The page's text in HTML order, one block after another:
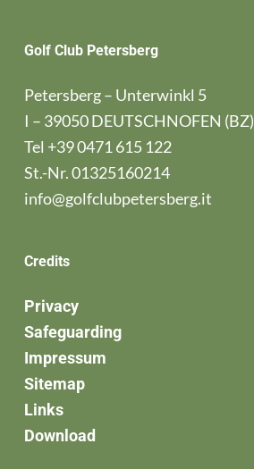
Golf Club Petersberg
Petersberg – Unterwinkl 5
I – 39050 DEUTSCHNOFEN (BZ)
Tel +39 0471 615 122
St.-Nr. 01325160214
info@golfclubpetersberg.it
Credits
Privacy
Safeguarding
Impressum
Sitemap
Links
Download